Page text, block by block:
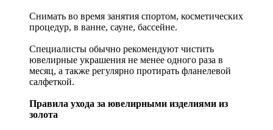
Снимать во время занятия спортом, косметических
процедур, в ванне, сауне, бассейне.
Специалисты обычно рекомендуют чистить
ювелирные украшения не менее одного раза в
месяц, а также регулярно протирать фланелевой
салфеткой.
Правила ухода за ювелирными изделиями из
золота